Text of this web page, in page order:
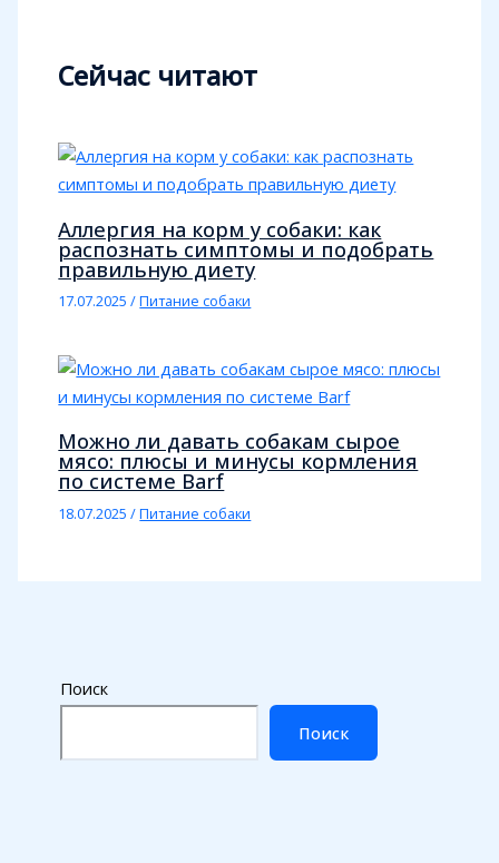
Сейчас читают
Аллергия на корм у собаки: как
распознать симптомы и подобрать
правильную диету
17.07.2025/Питание собаки
Можно ли давать собакам сырое
мясо: плюсы и минусы кормления
по системе Barf
18.07.2025/Питание собаки
Поиск
Поиск